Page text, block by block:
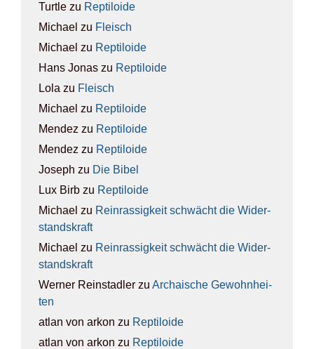
Turtle zu Rep­ti­lo­ide
Michael zu Fleisch
Michael zu Rep­ti­lo­ide
Hans Jonas zu Rep­ti­lo­ide
Lola zu Fleisch
Michael zu Rep­ti­lo­ide
Mendez zu Rep­ti­lo­ide
Mendez zu Rep­ti­lo­ide
Joseph zu Die Bibel
Lux Birb zu Rep­ti­lo­ide
Michael zu Rein­ras­sig­keit schwächt die Wider­
stands­kraft
Michael zu Rein­ras­sig­keit schwächt die Wider­
stands­kraft
Werner Reinstadler zu Archai­sche Gewohn­hei­
ten
atlan von arkon zu Rep­ti­lo­ide
atlan von arkon zu Rep­ti­lo­ide